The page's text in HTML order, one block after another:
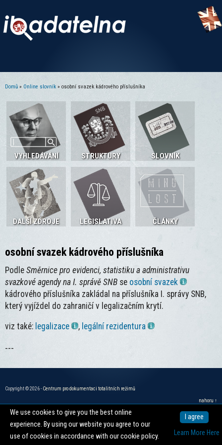
Domů » Online slovník » osobní svazek kádrového příslušníka
VYHLEDÁVÁNÍ STRUKTURY SLOVNÍK
DALŠÍ ZDROJE LEGISLATIVA ČLÁNKY
osobní svazek kádrového příslušníka
Podle Směrnice pro evidenci, statistiku a administrativu
svazkové agendy na I. správě SNB se osobní svazek
kádrového příslušníka zakládal na příslušníka I. správy SNB,
který vyjíždel do zahraničí v legalizačním krytí.
viz také: legalizace , legální rezidentura
---
Copyright © 2026 -Centrum pro dokumentaci totalitních režimů
nahoru ↑
We use cookies to give you the best online
experience. By using our website you agree to our
use of cookies in accordance with our cookie policy.
I agree
Learn More Here